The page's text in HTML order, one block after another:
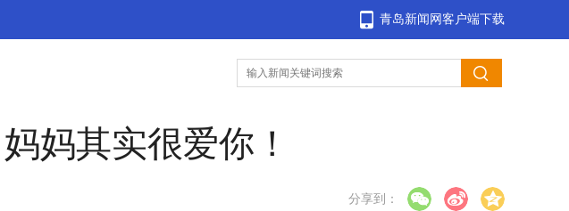
青岛新闻网客户端下载
妈其实很爱你！
分享到：